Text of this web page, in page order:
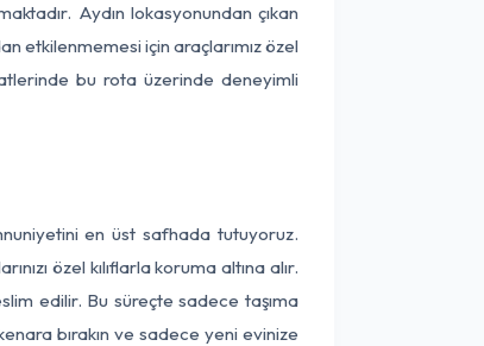
Aydın lokasyonundan çıkan
etkilenmemesi için araçlarımız özel
bu rota üzerinde deneyimli
en üst safhada tutuyoruz.
özel kılıflarla koruma altına alır.
edilir. Bu süreçte sadece taşıma
bırakın ve sadece yeni evinize